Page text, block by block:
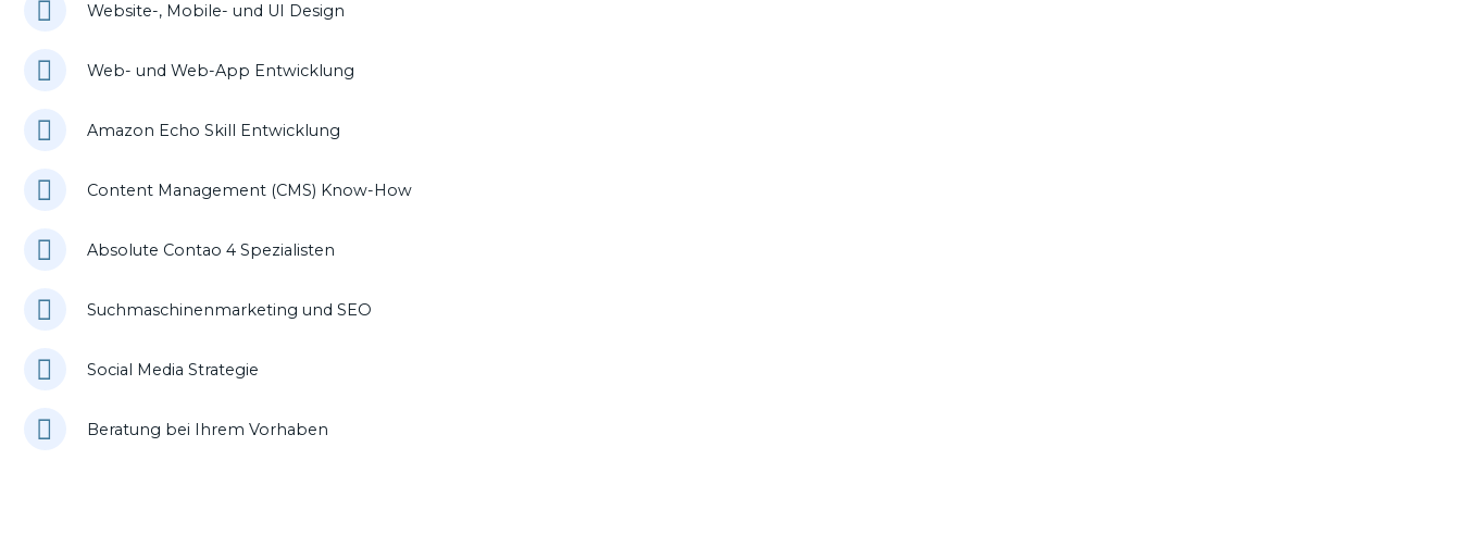
Website-, Mobile- und UI Design
Web- und Web-App Entwicklung
Amazon Echo Skill Entwicklung
Content Management (CMS) Know-How
Absolute Contao 4 Spezialisten
Suchmaschinenmarketing und SEO
Social Media Strategie
Beratung bei Ihrem Vorhaben